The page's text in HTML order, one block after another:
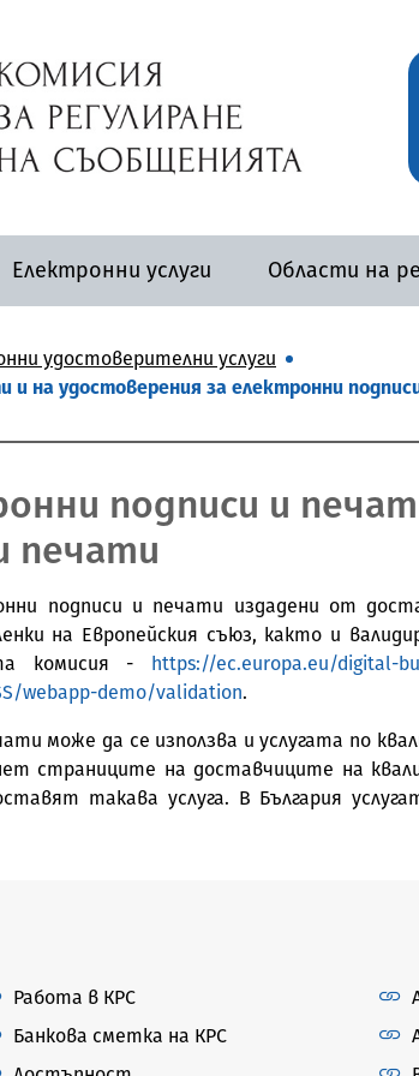
Електронни услуги Области на
удостоверителни услуги
и на удостоверения за електронни
подписи и
печати
подписи и печати издадени от
на Европейския съюз, както и
комисия - https://ec.europa.eu/digital-
webapp-demo/validation.
може да се използва и услугата по
страниците на доставчиците на
такава услуга. В България
Работа в КРС
Банкова сметка на КРС